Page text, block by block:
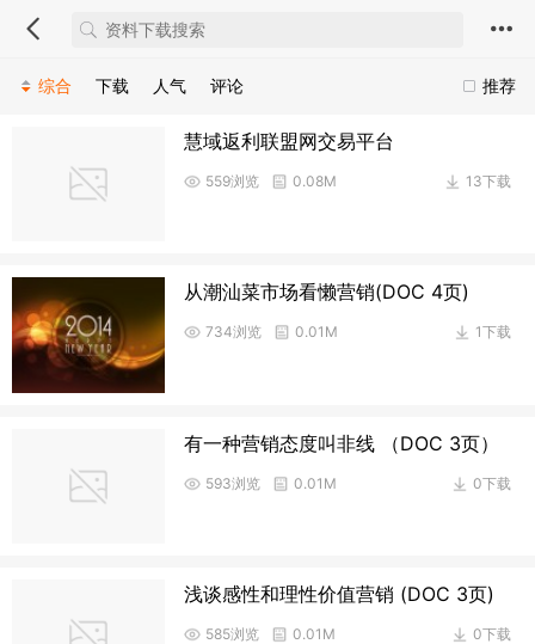
推荐
综合 下载 人气 评论
慧域返利联盟网交易平台
13下载
559浏览 0.08M
从潮汕菜市场看懒营销(DOC 4页)
1下载
734浏览 0.01M
有一种营销态度叫非线 （DOC 3页）
0下载
593浏览 0.01M
浅谈感性和理性价值营销 (DOC 3页)
0下载
585浏览 0.01M